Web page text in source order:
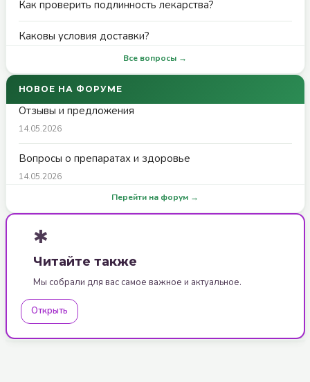
Как проверить подлинность лекарства?
Каковы условия доставки?
Все вопросы →
НОВОЕ НА ФОРУМЕ
Отзывы и предложения
14.05.2026
Вопросы о препаратах и здоровье
14.05.2026
Перейти на форум →
✱
Читайте также
Мы собрали для вас самое важное и актуальное.
Открыть